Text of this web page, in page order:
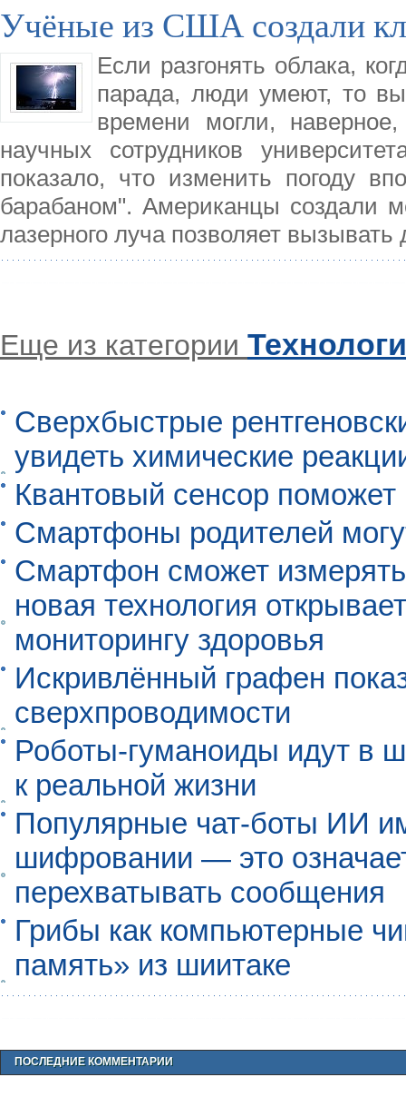
Учёные из США создали
Если разгонять облака,
парада, люди умеют, то
времени могли,
научных сотрудников
показало, что изменить погоду
барабаном". Американцы создали
лазерного луча позволяет вызывать
Еще из категории
Сверхбыстрые
увидеть химические
Квантовый сенсор
Смартфоны родителей
Смартфон сможет
новая технология
мониторингу здоровья
Искривлённый графен
сверхпроводимости
Роботы-гуманоиды идут в
к реальной жизни
Популярные чат-боты ИИ
шифровании — это
перехватывать сообщения
Грибы как компьютерные
память» из шиитаке
ПОСЛЕДНИЕ КОММЕНТАРИИ